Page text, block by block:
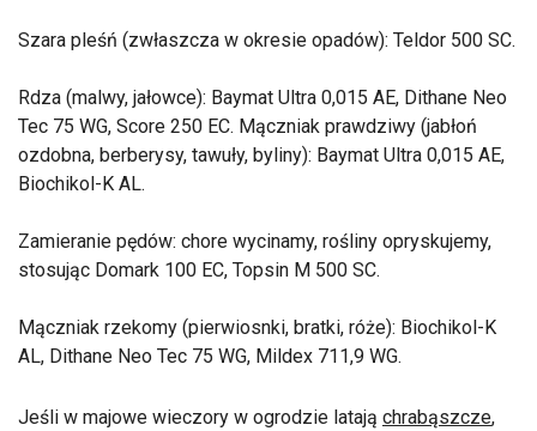
Szara pleśń (zwłaszcza w okresie opadów): Teldor 500 SC.
Rdza (malwy, jałowce): Baymat Ultra 0,015 AE, Dithane Neo
Tec 75 WG, Score 250 EC. Mączniak prawdziwy (jabłoń
ozdobna, berberysy, tawuły, byliny): Baymat Ultra 0,015 AE,
Biochikol-K AL.
Zamieranie pędów: chore wycinamy, rośliny opryskujemy,
stosując Domark 100 EC, Topsin M 500 SC.
Mączniak rzekomy (pierwiosnki, bratki, róże): Biochikol-K
AL, Dithane Neo Tec 75 WG, Mildex 711,9 WG.
Jeśli w majowe wieczory w ogrodzie latają chrabąszcze,